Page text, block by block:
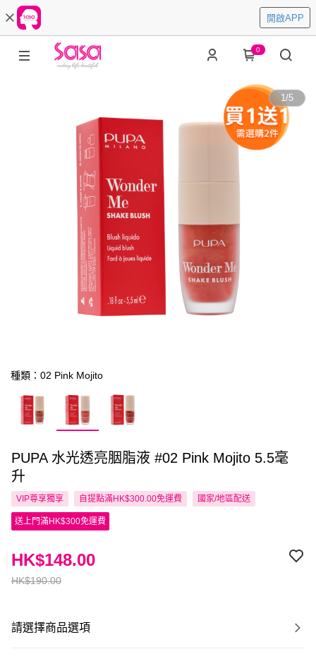
開啟APP
0
1/5
種類：02 Pink Mojito
PUPA 水光透亮胭脂液 #02 Pink Mojito 5.5毫
升
VIP尊享獨享 自提點滿HK$300.00免運費 國家/地區配送
送上門滿HK$300免運費
HK$190.00
HK$148.00
請選擇商品選項